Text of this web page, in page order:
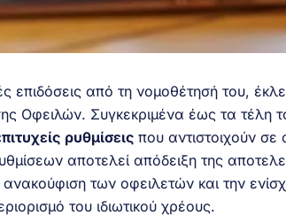
επιδόσεις από τη νομοθέτησή του,
Οφειλών. Συγκεκριμένα έως τα τέλη
ρυθμίσεις που αντιστοιχούν σε
αποτελεί απόδειξη της
ανακούφιση των οφειλετών και την
του ιδιωτικού χρέους.